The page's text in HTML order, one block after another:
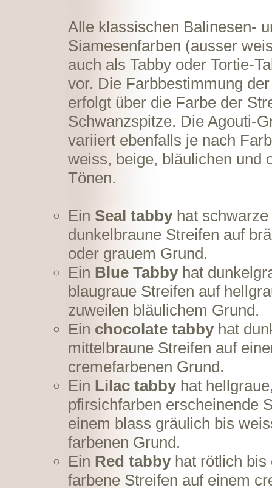
Alle klassischen Balinesen-
Siamesenfarben (ausser
auch als Tabby oder Tortie-
vor. Die Farbbestimmung
erfolgt über die Farbe der
Schwanzspitze. Die Agouti-
variiert ebenfalls je nach
weiss, beige, bläulichen und
Tönen.
Ein Seal tabbyhat schwarze
dunkelbraune Streifen auf
oder grauem Grund.
Ein Blue Tabbyhat
blaugraue Streifen auf
zuweilen bläulichem Grund.
Ein chocolate tabbyhat
mittelbraune Streifen auf
cremefarbenen Grund.
Ein Lilac tabbyhat
pfirsichfarben erscheinende
einem blass gräulich bis
farbenen Grund.
Ein Red tabbyhat rötlich bis
farbene Streifen auf einem